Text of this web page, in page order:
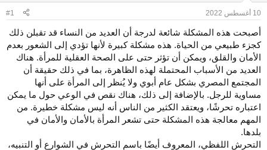
م
و
و
ع
ء
10 أغسطس 2022 #1
أصبحت هذه المشكلة شائعة لدرجة أن العديد من النساء قد تقبلن ذلك
كجزء طبيعي من الحياة. هذه مشكلة كبيرة لأنها تؤدي إلى الشعور بعدم
الأمان والقلق، ويمكن أن تؤثر حتى على الصحة العقلية للمرأة. هناك
العديد من الأسباب المحتملة لهذه الظاهرة، بما في ذلك حقيقة أن
المجتمع المصري بشكل عام أبوي ولا يُنظر إلى المرأة على أنها
مساوية للرجل. بالإضافة إلى ذلك، هناك نقص في الوعي حول ما يمكن
اعتباره تحرشًا، ويعتقد الكثير من الناس أنه ليس مشكلة خطيرة. من
المهم معالجة هذه المشكلة حتى تشعر المرأة بالأمان والأمان في
بلدها.
التحرش اللفظي، المعروف أيضًا باسم التحرش في الشوارع أو التنبيه،